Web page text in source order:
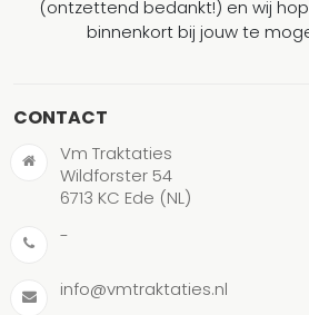
(ontzettend bedankt!) en wij
binnenkort bij jouw te
CONTACT
Vm Traktaties
Wildforster 54
6713 KC Ede (NL)
-
info@vmtraktaties.nl